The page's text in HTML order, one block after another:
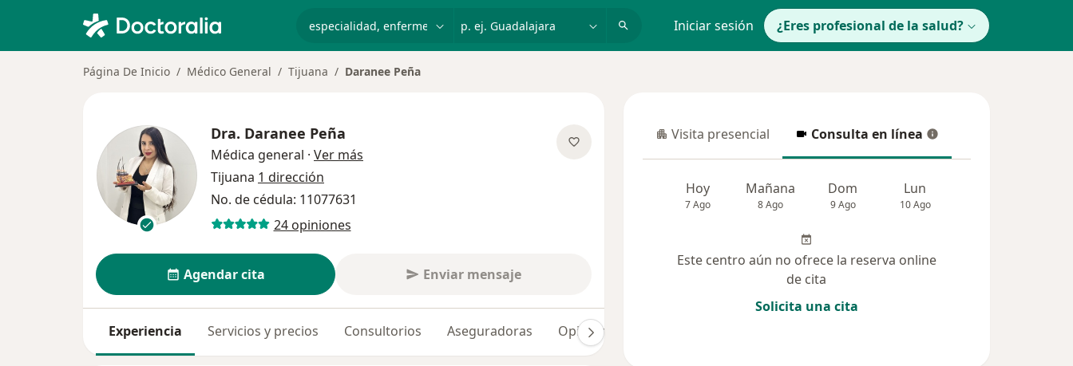
Iniciar sesión ¿Eres profesional de la salud?
Página De Inicio Médico General Tijuana Daranee Peña
Dra. Daranee Peña
Médica general · Ver más
Tijuana 1 dirección
No. de cédula: 11077631
24 opiniones
Agendar cita Enviar mensaje
Experiencia Servicios y precios Consultorios Aseguradoras Opiniones (24)
Visita presencial
Visita presencial Consulta en línea
Consulta en línea
Hoy
7 Ago
Mañana
8 Ago
Dom
9 Ago
Lun
10 Ago
Este centro aún no ofrece la reserva online
de cita
Solicita una cita